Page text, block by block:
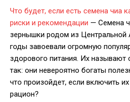
Что будет, если есть семена чиа
риски и рекомендации — Семена
зернышки родом из Центральной
годы завоевали огромную
здорового питания. Их называют
так: они невероятно богаты
что произойдет, если включить
рацион?